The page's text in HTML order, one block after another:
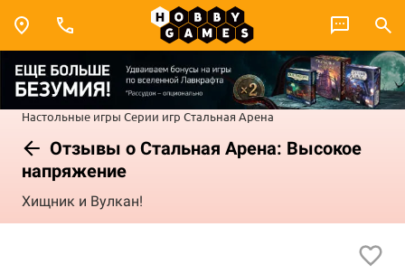
Настольные игры Серии игр Стальная Арена
Отзывы о Стальная Арена: Высокое
напряжение
Хищник и Вулкан!